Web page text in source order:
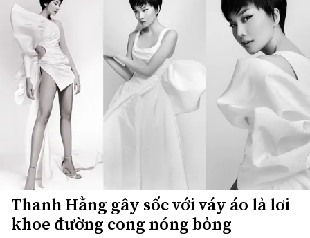
Thanh Hằng gây sốc với váy áo lả lơi
khoe đường cong nóng bỏng